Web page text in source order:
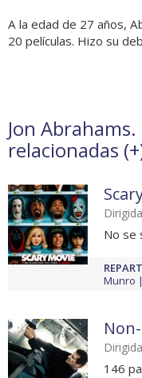
A la edad de 27 años,
20 películas. Hizo su
Jon
relacionadas (+
No se
Munro
146